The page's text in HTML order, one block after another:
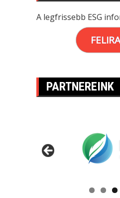
A legfrissebb ESG
PARTNEREINK